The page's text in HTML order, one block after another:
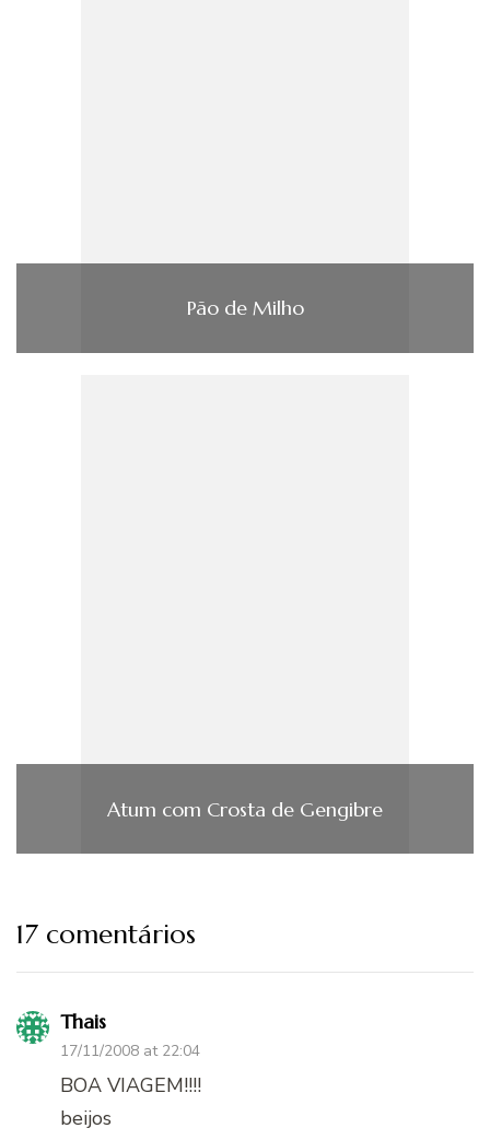
Pão de Milho
Atum com Crosta de Gengibre
17 comentários
Thais
17/11/2008 at 22:04
BOA VIAGEM!!!!
beijos